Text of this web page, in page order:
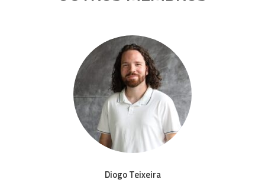
Diogo Teixeira